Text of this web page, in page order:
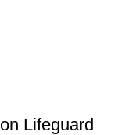
Lifeguard